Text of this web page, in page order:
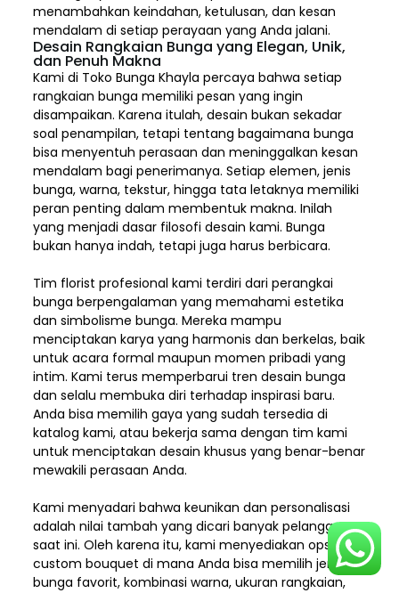
menambahkan keindahan, ketulusan, dan kesan
mendalam di setiap perayaan yang Anda jalani.
Desain Rangkaian Bunga yang Elegan, Unik,
dan Penuh Makna
Kami di Toko Bunga Khayla percaya bahwa setiap
rangkaian bunga memiliki pesan yang ingin
disampaikan. Karena itulah, desain bukan sekadar
soal penampilan, tetapi tentang bagaimana bunga
bisa menyentuh perasaan dan meninggalkan kesan
mendalam bagi penerimanya. Setiap elemen, jenis
bunga, warna, tekstur, hingga tata letaknya memiliki
peran penting dalam membentuk makna. Inilah
yang menjadi dasar filosofi desain kami. Bunga
bukan hanya indah, tetapi juga harus berbicara.
Tim florist profesional kami terdiri dari perangkai
bunga berpengalaman yang memahami estetika
dan simbolisme bunga. Mereka mampu
menciptakan karya yang harmonis dan berkelas, baik
untuk acara formal maupun momen pribadi yang
intim. Kami terus memperbarui tren desain bunga
dan selalu membuka diri terhadap inspirasi baru.
Anda bisa memilih gaya yang sudah tersedia di
katalog kami, atau bekerja sama dengan tim kami
untuk menciptakan desain khusus yang benar-benar
mewakili perasaan Anda.
Kami menyadari bahwa keunikan dan personalisasi
adalah nilai tambah yang dicari banyak pelanggan
saat ini. Oleh karena itu, kami menyediakan opsi
custom bouquet di mana Anda bisa memilih jenis
bunga favorit, kombinasi warna, ukuran rangkaian,